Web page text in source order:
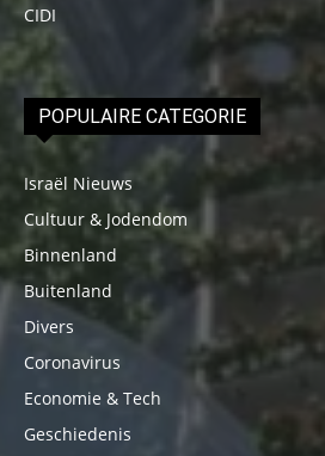
CIDI
POPULAIRE CATEGORIE
Israël Nieuws
Cultuur & Jodendom
Binnenland
Buitenland
Divers
Coronavirus
Economie & Tech
Geschiedenis